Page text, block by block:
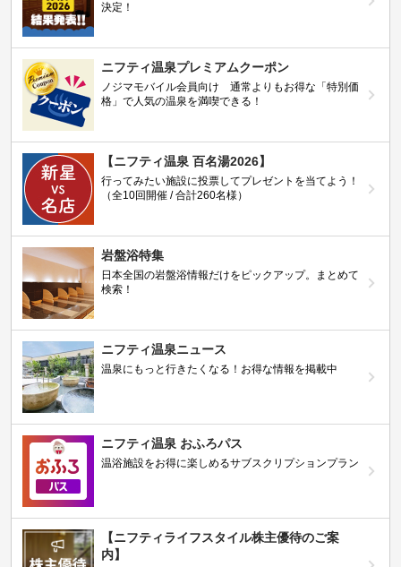
決定！
ニフティ温泉プレミアムクーポン
ノジマモバイル会員向け 通常よりもお得な「特別価
格」で人気の温泉を満喫できる！
【ニフティ温泉 百名湯2026】
行ってみたい施設に投票してプレゼントを当てよう！
（全10回開催 / 合計260名様）
岩盤浴特集
日本全国の岩盤浴情報だけをピックアップ。まとめて
検索！
ニフティ温泉ニュース
温泉にもっと行きたくなる！お得な情報を掲載中
ニフティ温泉 おふろパス
温浴施設をお得に楽しめるサブスクリプションプラン
【ニフティライフスタイル株主優待のご案
内】